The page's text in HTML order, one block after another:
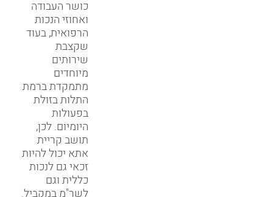
כושר העבודה
ואחוזי הנכות
הרפואית, בעוד
שקצבת
שירותים
מיוחדים
מתמקדת ברמת
התלות בזולת
בפעולות
היומיום. לכן,
תושב קריית
אתא יכול להיות
זכאי גם לנכות
כללית וגם
לשר"מ במקביל.